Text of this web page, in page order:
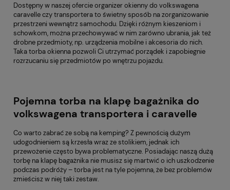
Dostępny w naszej ofercieorganizer okienny do volkswagena
caravelle czy transporterato świetny sposób na zorganizowanie
przestrzeni wewnątrz samochodu. Dzięki różnym kieszeniom i
schowkom, można przechowywać w nim zarówno ubrania, jak też
drobne przedmioty, np. urządzenia mobilne i akcesoria do nich.
Taka torba okienna pozwoli Ci utrzymać porządek i zapobiegnie
rozrzucaniu się przedmiotów po wnętrzu pojazdu.
Pojemna torba na klapę bagażnika do
volkswagena transportera i caravelle
Co warto zabrać ze sobą na kemping? Z pewnością dużym
udogodnieniem są krzesła wraz ze stolikiem, jednak ich
przewożenie często bywa problematyczne. Posiadając nasządużą
torbę na klapę bagażnika nie musisz się martwić o ich uszkodzenie
podczas podróży – torba jest na tyle pojemna, że bez problemów
zmieścisz w niej taki zestaw.